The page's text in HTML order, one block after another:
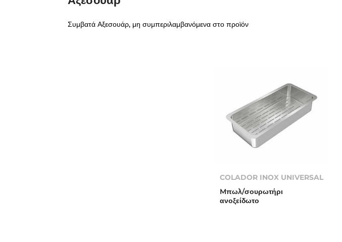
Συμβατά Αξεσουάρ, μη συμπεριλαμβανόμενα στο προϊόν
COLADOR INOX UNIVERSAL
Mπωλ/σουρωτήρι
ανοξείδωτο